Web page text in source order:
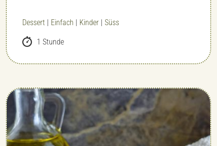
Dessert | Einfach | Kinder | Süss
1 Stunde